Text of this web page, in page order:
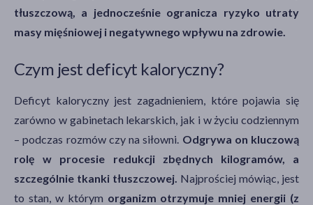
tłuszczową, a jednocześnie ogranicza ryzyko utraty
masy mięśniowej i negatywnego wpływu na zdrowie.
Czym jest deficyt kaloryczny?
Deficyt kaloryczny jest zagadnieniem, które pojawia się
zarówno w gabinetach lekarskich, jak i w życiu codziennym
– podczas rozmów czy na siłowni. Odgrywa on kluczową
rolę w procesie redukcji zbędnych kilogramów, a
szczególnie tkanki tłuszczowej. Najprościej mówiąc, jest
to stan, w którym organizm otrzymuje mniej energii (z